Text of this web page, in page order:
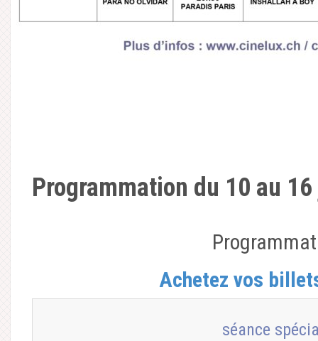
Programmation du 10 au
Achetez vos
séance